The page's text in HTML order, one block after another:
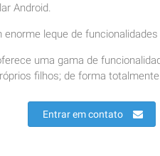
Android.
leque de
uma gama de
filhos; de forma
Entrar em contato